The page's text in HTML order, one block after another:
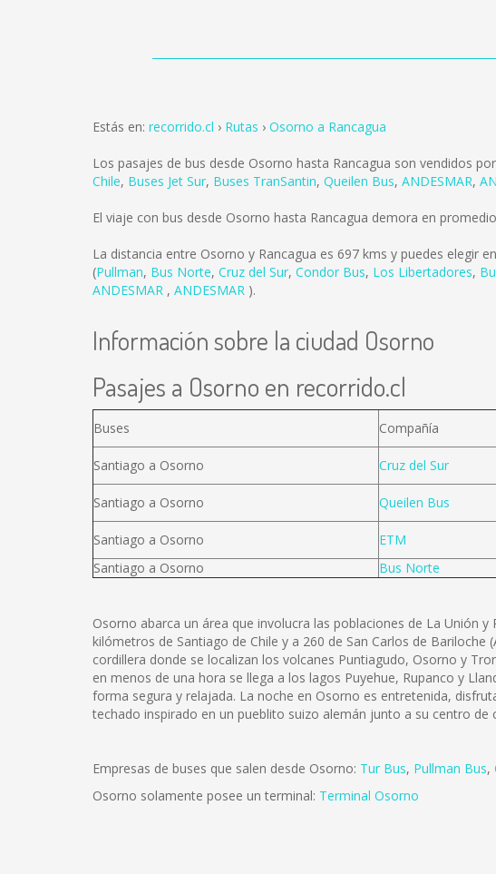
Estás en: recorrido.cl Rutas Osorno a Rancagua
Los pasajes de bus desde Osorno hasta Rancagua son vendidos por
Chile, Buses Jet Sur, Buses TranSantin, Queilen Bus, ANDESMAR,
El viaje con bus desde Osorno hasta Rancagua demora en
La distancia entre Osorno y Rancagua es 697 kms y puedes elegir
(Pullman, Bus Norte, Cruz del Sur, Condor Bus, Los Libertadores,
ANDESMAR , ANDESMAR ).
Información sobre la ciudad Osorno
Pasajes a Osorno en recorrido.cl
Buses Compañía
Santiago a Osorno Cruz del Sur
Santiago a Osorno Queilen Bus
Santiago a Osorno ETM
Santiago a Osorno
Bus Norte
Osorno abarca un área que involucra las poblaciones de La Unión
kilómetros de Santiago de Chile y a 260 de San Carlos de
cordillera donde se localizan los volcanes Puntiagudo, Osorno y
en menos de una hora se llega a los lagos Puyehue, Rupanco y
forma segura y relajada. La noche en Osorno es entretenida,
techado inspirado en un pueblito suizo alemán junto a su centro de
Empresas de buses que salen desde Osorno: Tur Bus, Pullman Bus,
Osorno solamente posee un terminal: Terminal Osorno